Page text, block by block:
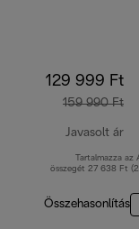
129 999 Ft
159 990 Ft
Javasolt ár
Tartalmazza az
összegét 27 638 Ft
Összehasonlítás